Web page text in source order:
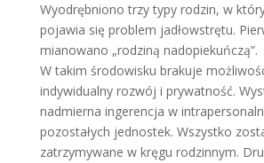
Wyodrębniono trzy typy rodzin, w
pojawia się problem jadłowstrętu.
mianowano „rodziną nadopiekuńczą”.
W takim środowisku brakuje
indywidualny rozwój i prywatność.
nadmierna ingerencja w
pozostałych jednostek. Wszystko
zatrzymywane w kręgu rodzinnym.